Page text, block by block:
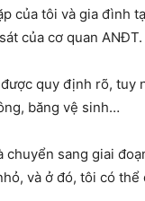
của tôi và gia đình
của cơ quan ANĐT.
quy định rõ, tuy
băng vệ sinh…
chuyển sang giai
và ở đó, tôi có